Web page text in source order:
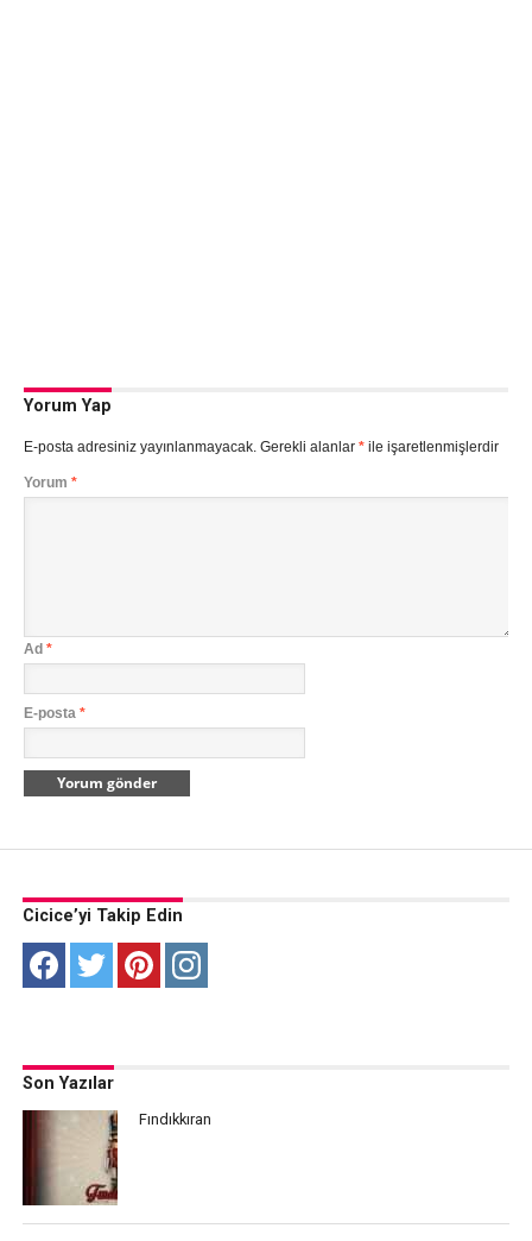
Yorum Yap
E-posta adresiniz yayınlanmayacak. Gerekli alanlar *ile işaretlenmişlerdir
Yorum *
Ad *
E-posta *
Cicice’yi Takip Edin
Son Yazılar
Fındıkkıran